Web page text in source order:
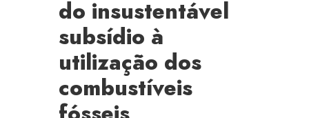
do insustentável
subsídio à
utilização dos
combustíveis